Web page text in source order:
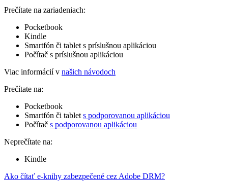
Prečítate na zariadeniach:
Pocketbook
Kindle
Smartfón či tablet s príslušnou aplikáciou
Počítač s príslušnou aplikáciou
Viac informácií v našich návodoch
Prečítate na:
Pocketbook
Smartfón či tablet s podporovanou aplikáciou
Počítač s podporovanou aplikáciou
Neprečítate na:
Kindle
Ako čítať e-knihy zabezpečené cez Adobe DRM?